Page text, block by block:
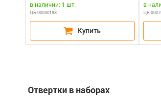
в наличии: 1 шт.
ЦБ-00030188
в
ЦБ-
Отвертки в наборах